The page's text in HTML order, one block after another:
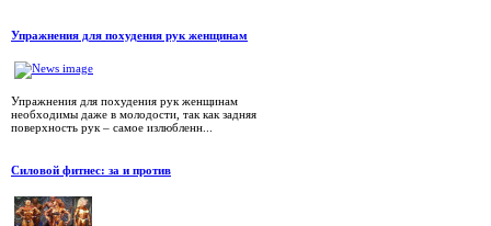
Упражнения для похудения рук женщинам
Упражнения для похудения рук женщинам
необходимы даже в молодости, так как задняя
поверхность рук – самое излюбленн...
Силовой фитнес: за и против